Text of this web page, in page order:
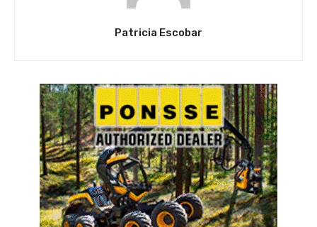
Patricia Escobar